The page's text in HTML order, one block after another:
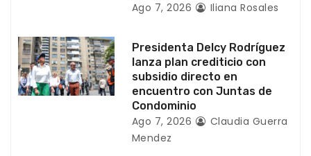
Ago 7, 2026 Iliana Rosales
Presidenta Delcy Rodríguez
lanza plan crediticio con
subsidio directo en
encuentro con Juntas de
Condominio
Ago 7, 2026
Claudia Guerra
Mendez